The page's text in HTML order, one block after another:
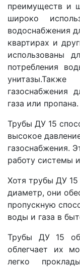
преимуществ и
широко
водоснабжения
квартирах и
использованы
потребления
унитазы.Также
газоснабжения
газа или пропана.
Трубы ДУ 15
высокое
газоснабжения.
работу системы
Хотя трубы ДУ
диаметр, они
пропускную
воды и газа в
Трубы ДУ 15
облегчает их
легко